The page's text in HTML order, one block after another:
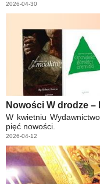
2026-04-30
Nowości W drodze –
W kwietniu
pięć nowości.
2026-04-12